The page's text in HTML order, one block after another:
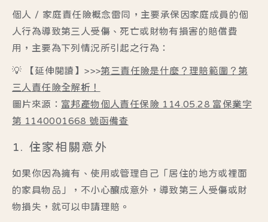
個人 / 家庭責任險概念雷同，主要承保 因家庭成員的個
人行為導致第三人受傷、死亡或財物有損害的賠償費
用，主要為下列情況所引起之行為：
💡 【延伸閱讀】>>>第三責任險是什麼？理賠範圍？第
三人責任險全解析！
圖片來源： 富邦產物個人責任保險 114.05.28 富保業字
第 1140001668 號函備查
1. 住家相關意外
如果你因為擁有、使用或管理自己「居住的地方或裡面
的家具物品」，不小心釀成意外，導致第三人受傷或財
物損失，就可以申請理賠。